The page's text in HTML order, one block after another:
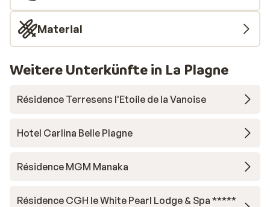
Material
Weitere Unterkünfte in La Plagne
Résidence Terresens l'Etoile de la Vanoise
Hotel Carlina Belle Plagne
Résidence MGM Manaka
Résidence CGH le White Pearl Lodge & Spa *****